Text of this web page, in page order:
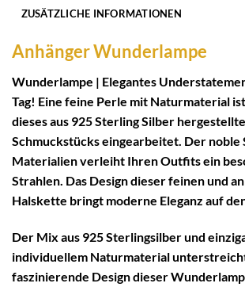
ZUSÄTZLICHE INFORMATIONEN
Anhänger Wunderlampe
Wunderlampe | Elegantes
Tag! Eine feine Perle mit Naturmaterial
dieses aus 925 Sterling Silber
Schmuckstücks eingearbeitet. Der noble
Materialien verleiht Ihren Outfits ein
Strahlen. Das Design dieser feinen und
Halskette bringt moderne Eleganz auf
Der Mix aus 925 Sterlingsilber und
individuellem Naturmaterial
faszinierende Design dieser